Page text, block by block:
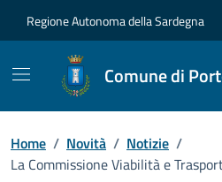
Regione Autonoma della Sardegna
Comune di
Home / Novità / Notizie /
La Commissione Viabilità e